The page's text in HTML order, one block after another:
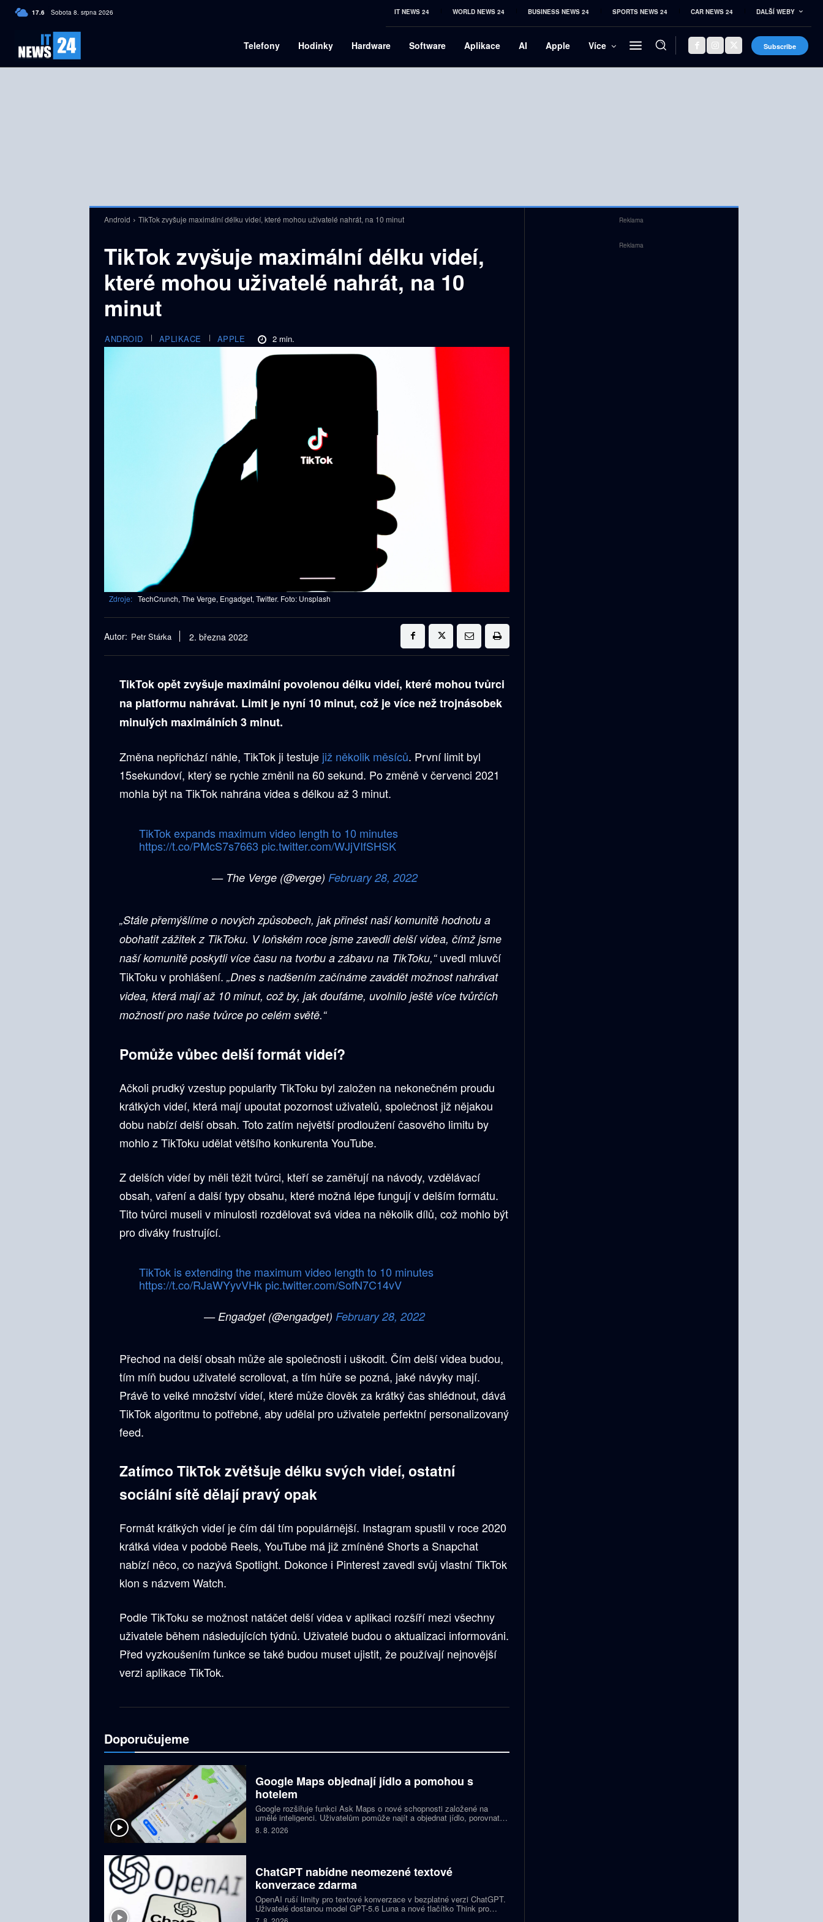
17.6 C Czech
Sobota 8. srpna 2026 IT NEWS 24 WORLD NEWS 24 BUSINESS NEWS 24 SPORTS NEWS 24 CAR NEWS 24 DALŠÍ WEBY
Telefony Hodinky Hardware Software Aplikace AI Apple Více Subscribe
Android TikTok zvyšuje maximální délku videí, které mohou uživatelé nahrát, na 10 minut
TikTok zvyšuje maximální délku videí,
které mohou uživatelé nahrát, na 10
minut
ANDROID APLIKACE APPLE 2 min.
Zdroje: TechCrunch, The Verge, Engadget, Twitter. Foto: Unsplash
Autor: Petr Stárka 2. března 2022
TikTok opět zvyšuje maximální povolenou délku videí, které mohou tvůrci
na platformu nahrávat. Limit je nyní 10 minut, což je více než trojnásobek
minulých maximálních 3 minut.
Změna nepřichází náhle, TikTok ji testuje již několik měsíců. První limit byl
15sekundoví, který se rychle změnil na 60 sekund. Po změně v červenci 2021
mohla být na TikTok nahrána videa s délkou až 3 minut.
TikTok expands maximum video length to 10 minutes
https://t.co/PMcS7s7663 pic.twitter.com/WJjVIfSHSK
— The Verge (@verge) February 28, 2022
„Stále přemýšlíme o nových způsobech, jak přinést naší komunitě hodnotu a
obohatit zážitek z TikToku. V loňském roce jsme zavedli delší videa, čímž jsme
naší komunitě poskytli více času na tvorbu a zábavu na TikToku,“uvedl mluvčí
TikToku v prohlášení. „Dnes s nadšením začínáme zavádět možnost nahrávat
videa, která mají až 10 minut, což by, jak doufáme, uvolnilo ještě více tvůrčích
možností pro naše tvůrce po celém světě.“
Pomůže vůbec delší formát videí?
Ačkoli prudký vzestup popularity TikToku byl založen na nekonečném proudu
krátkých videí, která mají upoutat pozornost uživatelů, společnost již nějakou
dobu nabízí delší obsah. Toto zatím největší prodloužení časového limitu by
mohlo z TikToku udělat většího konkurenta YouTube.
Z delších videí by měli těžit tvůrci, kteří se zaměřují na návody, vzdělávací
obsah, vaření a další typy obsahu, které možná lépe fungují v delším formátu.
Tito tvůrci museli v minulosti rozdělovat svá videa na několik dílů, což mohlo být
pro diváky frustrující.
TikTok is extending the maximum video length to 10 minutes
https://t.co/RJaWYyvVHk pic.twitter.com/SofN7C14vV
— Engadget (@engadget) February 28, 2022
Přechod na delší obsah může ale společnosti i uškodit. Čím delší videa budou,
tím míň budou uživatelé scrollovat, a tím hůře se pozná, jaké návyky mají.
Právě to velké množství videí, které může člověk za krátký čas shlédnout, dává
TikTok algoritmu to potřebné, aby udělal pro uživatele perfektní personalizovaný
feed.
Zatímco TikTok zvětšuje délku svých videí, ostatní
sociální sítě dělají pravý opak
Formát krátkých videí je čím dál tím populárnější. Instagram spustil v roce 2020
krátká videa v podobě Reels, YouTube má již zmíněné Shorts a Snapchat
nabízí něco, co nazývá Spotlight. Dokonce i Pinterest zavedl svůj vlastní TikTok
klon s názvem Watch.
Podle TikToku se možnost natáčet delší videa v aplikaci rozšíří mezi všechny
uživatele během následujících týdnů. Uživatelé budou o aktualizaci informováni.
Před vyzkoušením funkce se také budou muset ujistit, že používají nejnovější
verzi aplikace TikTok.
Doporučujeme
Google Maps objednají jídlo a pomohou s
hotelem
Google rozšiřuje funkci Ask Maps o nové schopnosti založené na
umělé inteligenci. Uživatelům pomůže najít a objednat jídlo, porovnat
hotely nebo vybrat kulturní akci. Mapy navíc mohou čerpat informace z
Gmailu a Kalendáře Google.
8. 8. 2026
ChatGPT nabídne neomezené textové
konverzace zdarma
OpenAI ruší limity pro textové konverzace v bezplatné verzi ChatGPT.
Uživatelé dostanou model GPT-5.6 Luna a nové tlačítko Think pro
složitější otázky. Předplatitelům Plus a Pro firma zpřístupňuje upravený
Reklama
Reklama